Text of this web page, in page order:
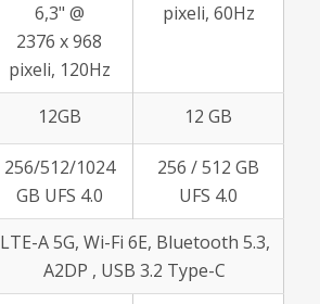
6,3" @
2376 x 968
pixeli, 120Hz
pixeli, 60Hz
12GB 12 GB
256/512/1024
GB UFS 4.0
256 / 512 GB
UFS 4.0
LTE-A 5G, Wi-Fi 6E, Bluetooth 5.3,
A2DP , USB 3.2 Type-C